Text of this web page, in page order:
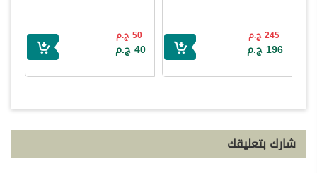
245 ج.م
196 ج.م
50 ج.م
40 ج.م
شارك بتعليقك